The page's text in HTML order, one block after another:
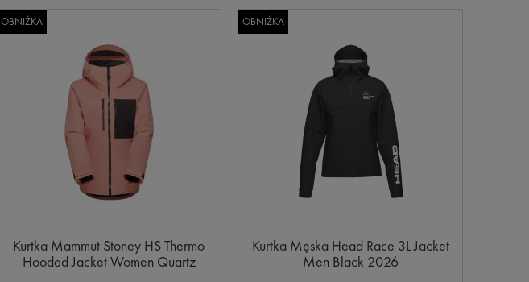
Kurtka Mammut Stoney HS Thermo
Hooded Jacket Women Quartz
OBNIŻKA
Kurtka Męska Head Race 3L Jacket
Men Black 2026
OBNIŻKA